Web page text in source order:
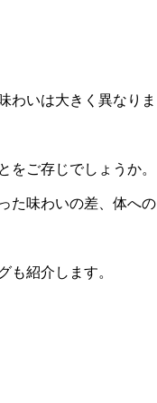
わいは大きく異なりま
ご存じでしょうか。
た味わいの差、体への
も紹介します。